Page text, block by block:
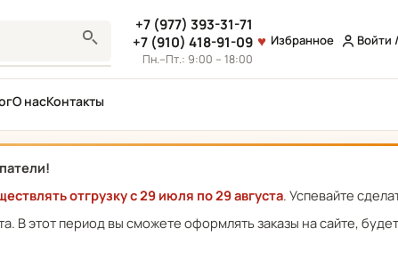
+7 (977) 393-31-71
+7 (910) 418-91-09
Пн.–Пт.: 9:00 – 18:00
Избранное Войти
О насКонтакты
отгрузку с 29 июля по 29 августа. Успевайте
В этот период вы сможете оформлять заказы на сайте,